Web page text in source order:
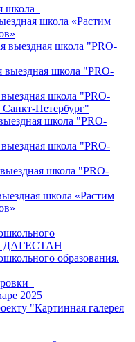
школа
школа «Растим
выездная школа "PRO-
выездная школа "PRO-
школа "PRO-
Санкт-Петербург"
школа "PRO-
школа "PRO-
школа "PRO-
школа «Растим
ДАГЕСТАН
образования.
2025
"Картинная галерея